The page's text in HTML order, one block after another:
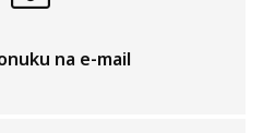
na e-mail